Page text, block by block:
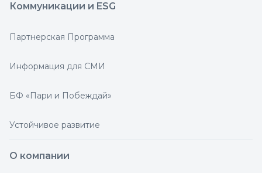
Коммуникации и ESG
Партнерская Программа
Информация для СМИ
БФ «Пари и Побеждай»
Устойчивое развитие
О компании